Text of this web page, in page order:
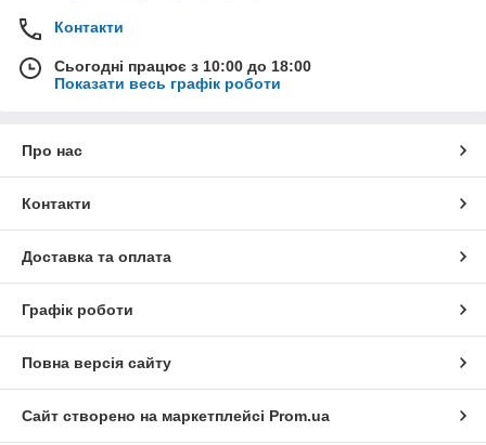
Контакти
Сьогодні працює з 10:00 до 18:00
Показати весь графік роботи
Про нас
Контакти
Доставка та оплата
Графік роботи
Повна версія сайту
Сайт створено на маркетплейсі Prom.ua